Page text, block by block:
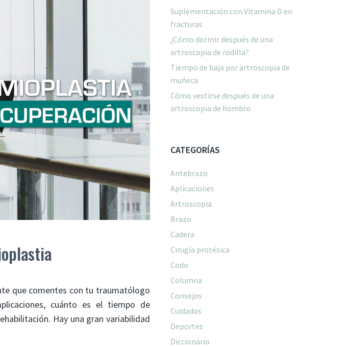
que comentes con tu traumatólogo
cuánto es el tiempo de
Hay una gran variabilidad
Suplementación con Vitamina D en
fracturas
¿Cómo dormir después de una
artroscopia de rodilla?
Tiempo de baja por artroscopia de
muñeca
Cómo vestirse después de una
artroscopia de hombro
CATEGORÍAS
Antebrazo
Aplicaciones
Artroscopia
Brazo
Cadera
Cirugía protésica
Codo
Columna
Consejos
Cuidados
Deportes
Diccionario